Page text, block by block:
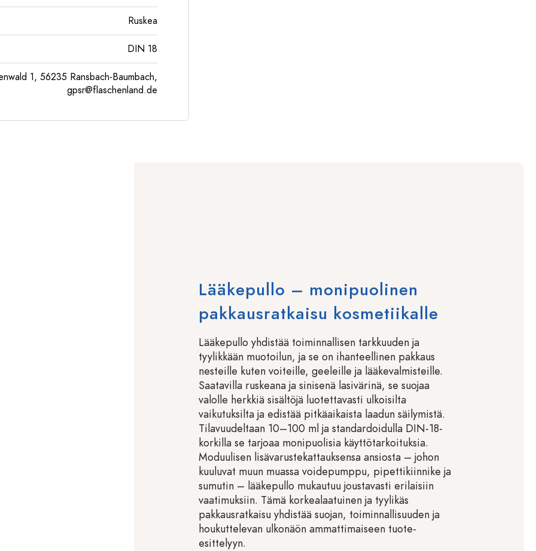
Ruskea
DIN 18
1, 56235 Ransbach-Baumbach,
gpsr@flaschenland.de
Lääkepullo – monipuolinen
pakkausratkaisu kosmetiikalle
Lääkepullo yhdistää toiminnallisen tarkkuuden ja
tyylikkään muotoilun, ja se on ihanteellinen pakkaus
nesteille kuten voiteille, geeleille ja lääkevalmisteille.
Saatavilla ruskeana ja sinisenä lasivärinä, se suojaa
valolle herkkiä sisältöjä luotettavasti ulkoisilta
vaikutuksilta ja edistää pitkäaikaista laadun säilymistä.
Tilavuudeltaan 10–100 ml ja standardoidulla DIN-18-
korkilla se tarjoaa monipuolisia käyttötarkoituksia.
Moduulisen lisävarustekattauksensa ansiosta – johon
kuuluvat muun muassa voidepumppu, pipettikiinnike ja
sumutin – lääkepullo mukautuu joustavasti erilaisiin
vaatimuksiin. Tämä korkealaatuinen ja tyylikäs
pakkausratkaisu yhdistää suojan, toiminnallisuuden ja
houkuttelevan ulkonäön ammattimaiseen tuote-
esittelyyn.